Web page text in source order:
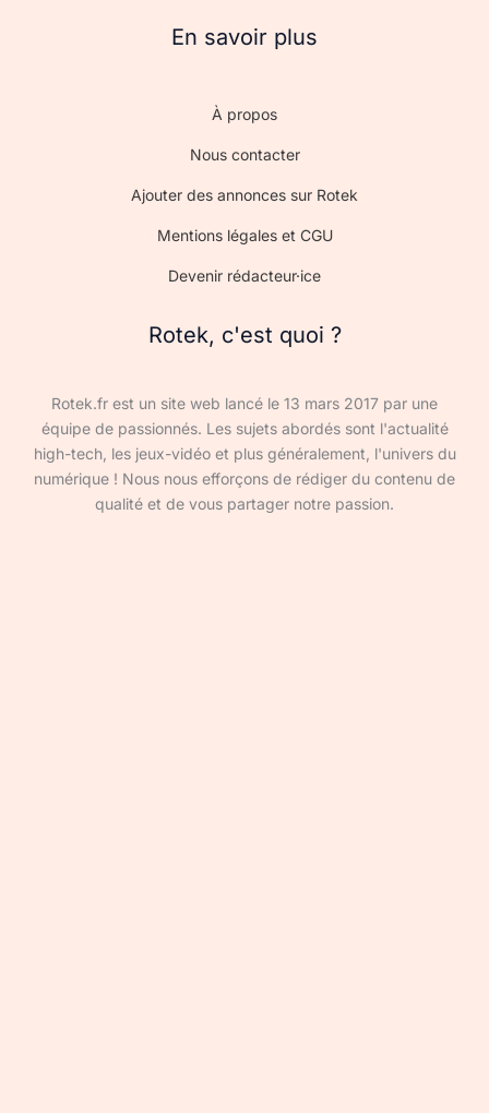
En savoir plus
À propos
Nous contacter
Ajouter des annonces sur Rotek
Mentions légales et CGU
Devenir rédacteur·ice
Rotek, c'est quoi ?
Rotek.fr est un site web lancé le 13 mars 2017 par une
équipe de passionnés. Les sujets abordés sont l'actualité
high-tech, les jeux-vidéo et plus généralement, l'univers du
numérique ! Nous nous efforçons de rédiger du contenu de
qualité et de vous partager notre passion.